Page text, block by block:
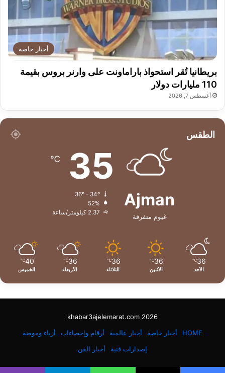
أخبار خاصة
بريطانيا تُقر استحواذ باراماونت على وارنر بروس بقيمة
110 مليارات دولار
أغسطس 7, 2026
الطقس
Ajman
غيوم متفرقة
35
℃
52%
2.37 كيلومتر/ساعة
36
℃
الأحد
36
℃
الأثنين
36
℃
الثلاثاء
36
℃
الأربعاء
40
℃
الخميس
khabar3ajelemarat.com 2026
HOME
أخبار خاصة أخبار عالمية أرقام وإحصاءات
أزياء وموضة
إصدارات فنية
أخبار الفن